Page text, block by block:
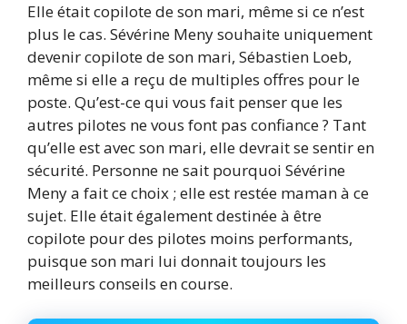
Elle était copilote de son mari, même si ce n’est
plus le cas. Sévérine Meny souhaite uniquement
devenir copilote de son mari, Sébastien Loeb,
même si elle a reçu de multiples offres pour le
poste. Qu’est-ce qui vous fait penser que les
autres pilotes ne vous font pas confiance ? Tant
qu’elle est avec son mari, elle devrait se sentir en
sécurité. Personne ne sait pourquoi Sévérine
Meny a fait ce choix ; elle est restée maman à ce
sujet. Elle était également destinée à être
copilote pour des pilotes moins performants,
puisque son mari lui donnait toujours les
meilleurs conseils en course.